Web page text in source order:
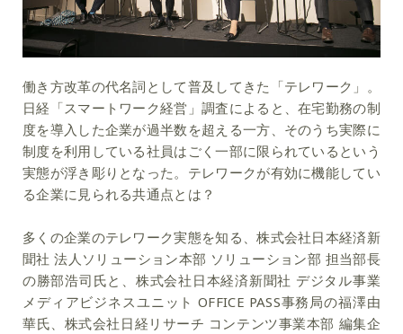
働き方改革の代名詞として普及してきた「テレワーク」。
日経「スマートワーク経営」調査によると、在宅勤務の制
度を導入した企業が過半数を超える一方、そのうち実際に
制度を利用している社員はごく一部に限られているという
実態が浮き彫りとなった。テレワークが有効に機能してい
る企業に見られる共通点とは？
多くの企業のテレワーク実態を知る、株式会社日本経済新
聞社 法人ソリューション本部 ソリューション部 担当部長
の勝部浩司氏と、株式会社日本経済新聞社 デジタル事業
メディアビジネスユニット OFFICE PASS事務局の福澤由
華氏、株式会社日経リサーチ コンテンツ事業本部 編集企